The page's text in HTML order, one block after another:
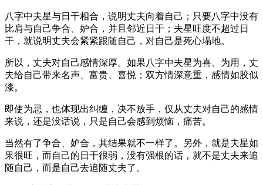
八字中夫星与日干相合，说明丈夫向着自己；只要八字中没有
比肩与自己争合、妒合，并且邻近日干；夫星旺度不超过日
干，就说明丈夫会紧紧跟随自己，对自己是死心塌地。
所以，丈夫对自己感情深厚。如果八字中夫星为喜、为用，丈
夫给自己带来名声、富贵、喜悦；双方情深意重，感情如胶似
漆。
即使为忌，也体现出纠缠，决不放手，仅从丈夫对自己的感情
来说，还是没话说，只是自己会感到烦恼，痛苦。
当然有了争合、妒合，其结果就不一样了。另外，就是夫星如
果很旺，而自己的日干很弱，没有强根的话，就不是丈夫来追
随自己，而是自己去追随丈夫了。